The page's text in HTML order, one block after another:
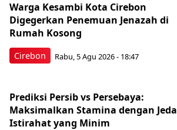
Cirebon
Warga Kesambi Kota Cirebon
Digegerkan Penemuan Jenazah di
Rumah Kosong
Rabu, 5 Agu 2026 - 18:47
Prediksi Persib vs Persebaya:
Maksimalkan Stamina dengan Jeda
Istirahat yang Minim